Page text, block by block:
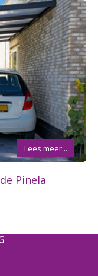
Pinela
Lees meer...